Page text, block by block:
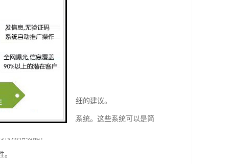
我可以为您提供更详细的建议。
至比赛数据的设备或系统。这些系统可以是简
点和功能：